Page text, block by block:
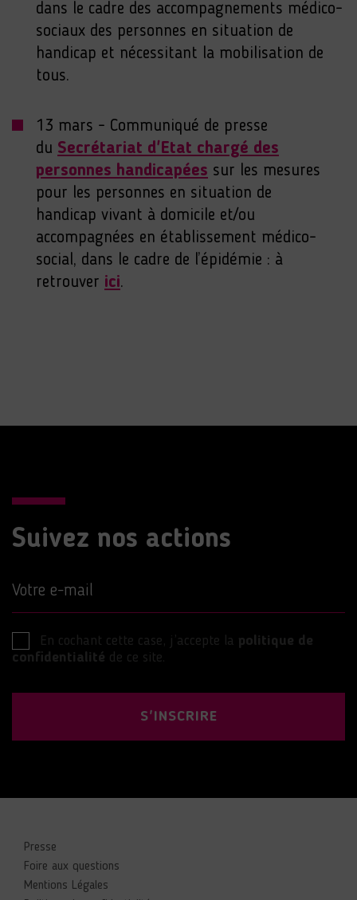
dans le cadre des accompagnements médico-
sociaux des personnes en situation de
handicap et nécessitant la mobilisation de
tous.
13 mars - Communiqué de presse
du Secrétariat d'Etat chargé des
personnes handicapées sur les mesures
pour les personnes en situation de
handicap vivant à domicile et/ou
accompagnées en établissement médico-
social, dans le cadre de l’épidémie : à
retrouver ici.
Suivez nos actions
Votre e-mail
En cochant cette case, j’accepte la politique de
confidentialité de ce site.
S'INSCRIRE
Presse
Foire aux questions
Mentions Légales